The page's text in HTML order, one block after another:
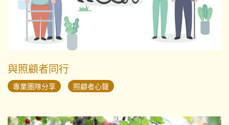
與照顧者同行
專業團隊分享 照顧者心聲